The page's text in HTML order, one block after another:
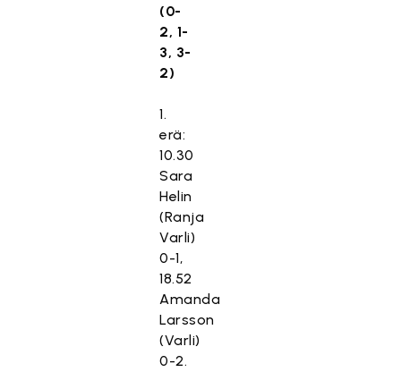
(0-
2, 1-
3, 3-
2)
1.
erä:
10.30
Sara
Helin
(Ranja
Varli)
0-1,
18.52
Amanda
Larsson
(Varli)
0-2.